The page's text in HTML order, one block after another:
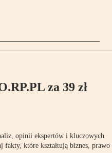
za 39 zł
opinii ekspertów i kluczowych
fakty, które kształtują biznes, prawo